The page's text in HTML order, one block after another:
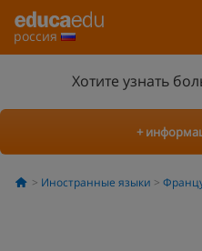
россия
Хотите узнать
+
Иностранные языки